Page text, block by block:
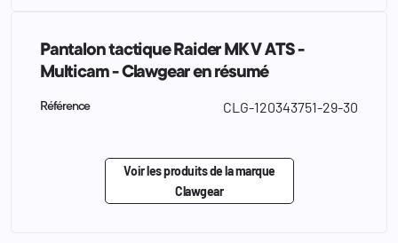
Pantalon tactique Raider MK V ATS -
Multicam - Clawgear en résumé
Référence CLG-120343751-29-30
Voir les produits de la marque
Clawgear